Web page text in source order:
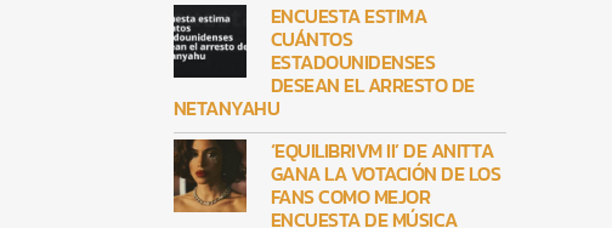
ENCUESTA ESTIMA
CUÁNTOS
ESTADOUNIDENSES
DESEAN EL ARRESTO DE
NETANYAHU
‘EQUILIBRIVM II’ DE ANITTA
GANA LA VOTACIÓN DE LOS
FANS COMO MEJOR
ENCUESTA DE MÚSICA